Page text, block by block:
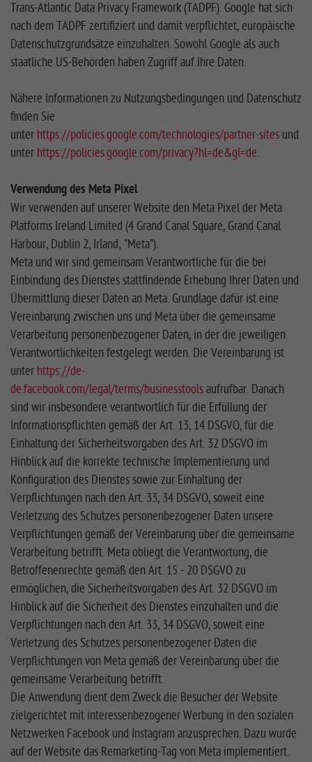
Trans-Atlantic Data Privacy Framework (TADPF). Google hat sich
nach dem TADPF zertifiziert und damit verpflichtet, europäische
Datenschutzgrundsätze einzuhalten. Sowohl Google als auch
staatliche US-Behörden haben Zugriff auf Ihre Daten.
Nähere Informationen zu Nutzungsbedingungen und Datenschutz
finden Sie
unter https://policies.google.com/technologies/partner-sites und
unter https://policies.google.com/privacy?hl=de&gl=de.
Verwendung des Meta Pixel
Wir verwenden auf unserer Website den Meta Pixel der Meta
Platforms Ireland Limited (4 Grand Canal Square, Grand Canal
Harbour, Dublin 2, Irland; "Meta").
Meta und wir sind gemeinsam Verantwortliche für die bei
Einbindung des Dienstes stattfindende Erhebung Ihrer Daten und
Übermittlung dieser Daten an Meta. Grundlage dafür ist eine
Vereinbarung zwischen uns und Meta über die gemeinsame
Verarbeitung personenbezogener Daten, in der die jeweiligen
Verantwortlichkeiten festgelegt werden. Die Vereinbarung ist
unter https://de-
de.facebook.com/legal/terms/businesstoolsaufrufbar. Danach
sind wir insbesondere verantwortlich für die Erfüllung der
Informationspflichten gemäß der Art. 13, 14 DSGVO, für die
Einhaltung der Sicherheitsvorgaben des Art. 32 DSGVO im
Hinblick auf die korrekte technische Implementierung und
Konfiguration des Dienstes sowie zur Einhaltung der
Verpflichtungen nach den Art. 33, 34 DSGVO, soweit eine
Verletzung des Schutzes personenbezogener Daten unsere
Verpflichtungen gemäß der Vereinbarung über die gemeinsame
Verarbeitung betrifft. Meta obliegt die Verantwortung, die
Betroffenenrechte gemäß den Art. 15 - 20 DSGVO zu
ermöglichen, die Sicherheitsvorgaben des Art. 32 DSGVO im
Hinblick auf die Sicherheit des Dienstes einzuhalten und die
Verpflichtungen nach den Art. 33, 34 DSGVO, soweit eine
Verletzung des Schutzes personenbezogener Daten die
Verpflichtungen von Meta gemäß der Vereinbarung über die
gemeinsame Verarbeitung betrifft.
Die Anwendung dient dem Zweck die Besucher der Website
zielgerichtet mit interessenbezogener Werbung in den sozialen
Netzwerken Facebook und Instagram anzusprechen. Dazu wurde
auf der Website das Remarketing-Tag von Meta implementiert.